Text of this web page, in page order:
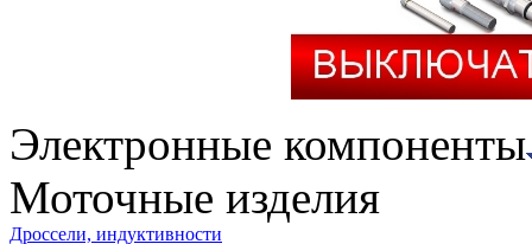
Электронные компоненты
Моточные изделия
Дроссели, индуктивности